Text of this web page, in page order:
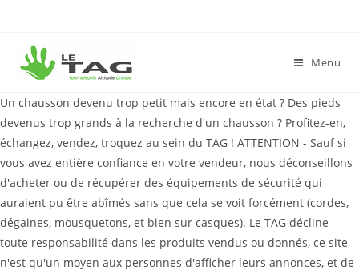
Menu
Un chausson devenu trop petit mais encore en état ? Des pieds
devenus trop grands à la recherche d'un chausson ? Profitez-en,
échangez, vendez, troquez au sein du TAG ! ATTENTION - Sauf si
vous avez entière confiance en votre vendeur, nous déconseillons
d'acheter ou de récupérer des équipements de sécurité qui
auraient pu être abîmés sans que cela se voit forcément (cordes,
dégaines, mousquetons, et bien sur casques). Le TAG décline
toute responsabilité dans les produits vendus ou donnés, ce site
n'est qu'un moyen aux personnes d'afficher leurs annonces, et de